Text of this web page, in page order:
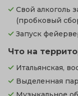
Свой алкоголь
(пробковый
Запуск
Что на
Итальянская,
Выделенная